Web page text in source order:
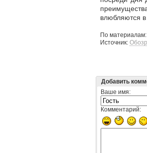
влюбляются
По материалам:
Источник:
Добавить
Ваше имя:
Комментарий: